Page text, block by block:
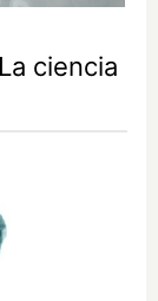
ciencia